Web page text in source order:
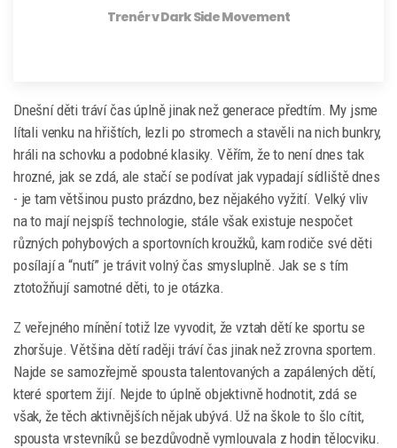
Trenér v Dark Side Movement
Dnešní děti tráví čas úplně jinak než generace předtím. My jsme
lítali venku na hřištích, lezli po stromech a stavěli na nich bunkry,
hráli na schovku a podobné klasiky. Věřím, že to není dnes tak
hrozné, jak se zdá, ale stačí se podívat jak vypadají sídliště dnes
- je tam většinou pusto prázdno, bez nějakého vyžití. Velký vliv
na to mají nejspíš technologie, stále však existuje nespočet
různých pohybových a sportovních kroužků, kam rodiče své děti
posílají a “nutí” je trávit volný čas smysluplně. Jak se s tím
ztotožňují samotné děti, to je otázka.
Z veřejného mínění totiž lze vyvodit, že vztah dětí ke sportu se
zhoršuje. Většina dětí raději tráví čas jinak než zrovna sportem.
Najde se samozřejmě spousta talentovaných a zapálených dětí,
které sportem žijí. Nejde to úplně objektivně hodnotit, zdá se
však, že těch aktivnějších nějak ubývá. Už na škole to šlo cítit,
spousta vrstevníků se bezdůvodně vymlouvala z hodin tělocviku.